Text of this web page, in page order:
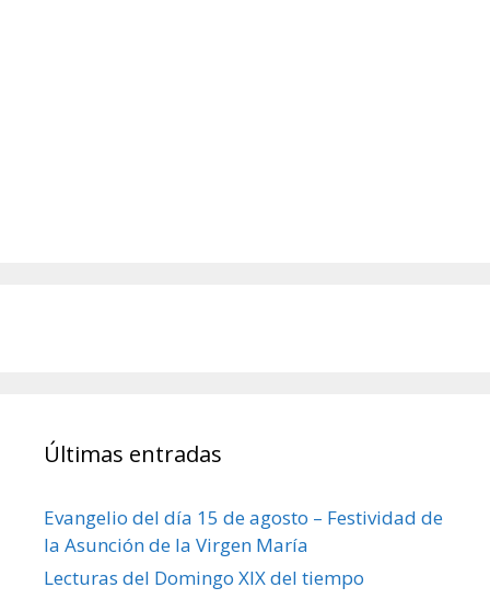
Últimas entradas
Evangelio del día 15 de agosto – Festividad de
la Asunción de la Virgen María
Lecturas del Domingo XIX del tiempo